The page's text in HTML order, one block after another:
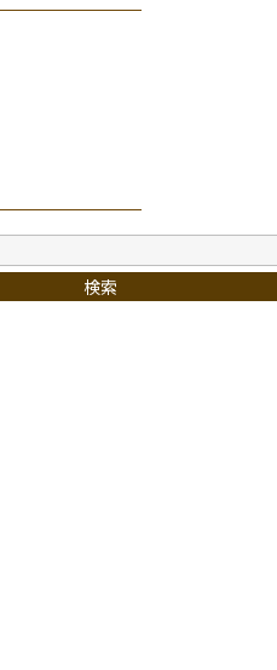
検索